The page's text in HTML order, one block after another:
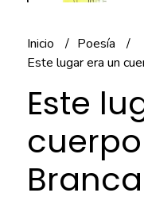
Inicio
Poesía
Este lugar era un
Este
Branca